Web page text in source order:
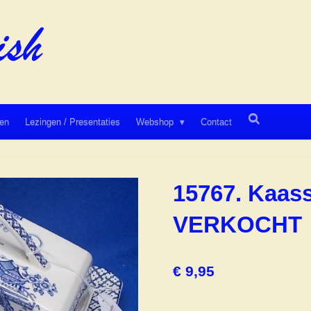
Lezingen / Presentaties Webshop Contact
15767.
VERKOCHT
€ 9,95